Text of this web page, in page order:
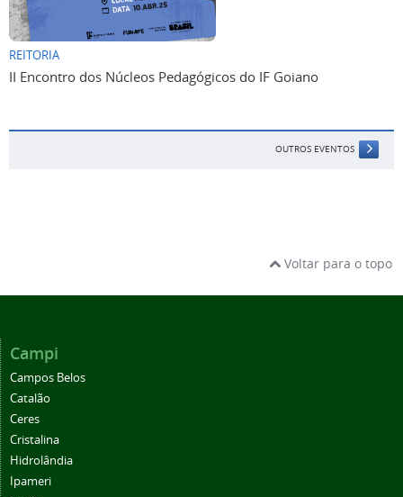
REITORIA
II Encontro dos Núcleos Pedagógicos do IF Goiano
OUTROS EVENTOS
Voltar para o topo
Campi
Campos Belos
Catalão
Ceres
Cristalina
Hidrolândia
Ipameri